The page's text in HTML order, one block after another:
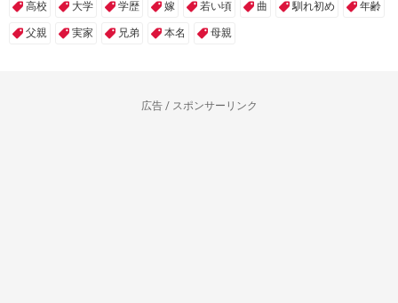
高校 大学 学歴 嫁 若い頃 曲 馴れ初め 年齢
父親 実家 兄弟 本名 母親
広告 / スポンサーリンク